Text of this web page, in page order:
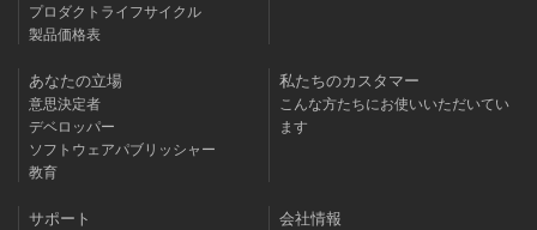
プロダクトライフサイクル
製品価格表
あなたの立場
意思決定者
デベロッパー
ソフトウェアパブリッシャー
教育
私たちのカスタマー
こんな方たちにお使いいただいてい
ます
サポート 会社情報